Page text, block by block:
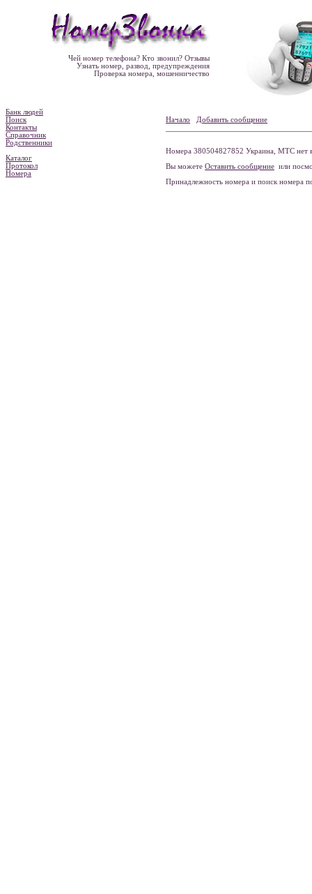
Чей номер телефона? Кто звонил? Отзывы
Узнать номер, развод, предупреждения
Проверка номера, мошенничество
Банк людей
Поиск
Контакты
Справочник
Родственники
Каталог
Протокол
Номера
Начало Добавить сообщение
Номера 380504827852 Украина, МТС нет
Вы можете Оставить сообщение или
Принадлежность номера и поиск номера